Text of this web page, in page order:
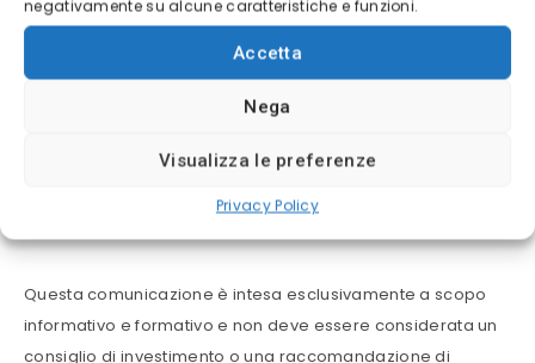
negativamente su alcune caratteristiche e funzioni.
Accetta
Nega
Visualizza le preferenze
Privacy Policy
Si prega di notare che i CFD sono strumenti complessi e
comportano un alto rischio di perdere denaro rapidamente
a causa di leva. Il 61% dei conti degli investitori al dettaglio
fornitore. Dovresti considerare se comprendi come
funzionano i CFD e se puoi permetterti di correre il rischio
Questa comunicazione è intesa esclusivamente a scopo
informativo e formativo e non deve essere considerata un
consiglio di investimento o una raccomandazione di